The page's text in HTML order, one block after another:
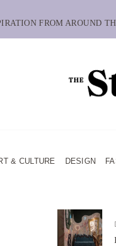
FROM AROUND
& CULTURE DESIGN